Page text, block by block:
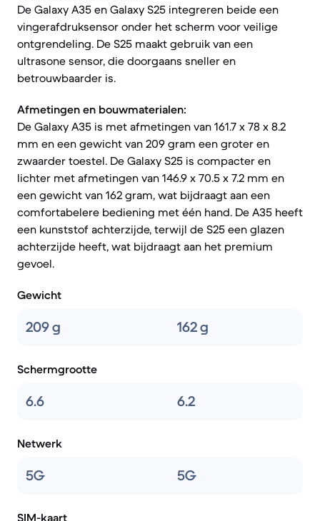
De Galaxy A35 en Galaxy S25 integreren beide een
vingerafdruksensor onder het scherm voor veilige
ontgrendeling. De S25 maakt gebruik van een
ultrasone sensor, die doorgaans sneller en
betrouwbaarder is.
Afmetingen en bouwmaterialen:
De Galaxy A35 is met afmetingen van 161.7 x 78 x 8.2
mm en een gewicht van 209 gram een groter en
zwaarder toestel. De Galaxy S25 is compacter en
lichter met afmetingen van 146.9 x 70.5 x 7.2 mm en
een gewicht van 162 gram, wat bijdraagt aan een
comfortabelere bediening met één hand. De A35 heeft
een kunststof achterzijde, terwijl de S25 een glazen
achterzijde heeft, wat bijdraagt aan het premium
gevoel.
Gewicht
209 g 162 g
Schermgrootte
6.6 6.2
Netwerk
5G 5G
SIM-kaart